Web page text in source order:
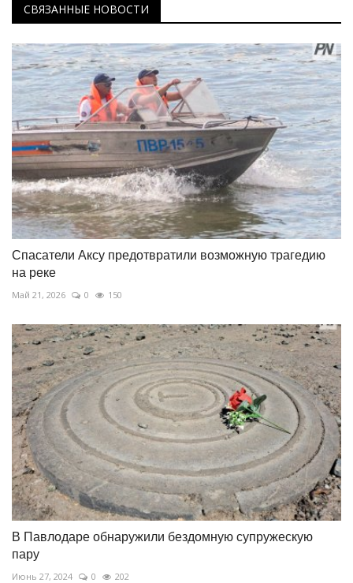
СВЯЗАННЫЕ НОВОСТИ
Спасатели Аксу предотвратили возможную трагедию
на реке
Май 21, 2026 0 150
В Павлодаре обнаружили бездомную супружескую
пару
Июнь 27, 2024 0 202